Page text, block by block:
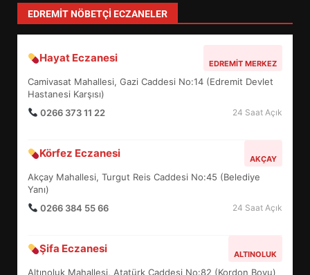
EDREMIT NÖBETÇI ECZANELER
Hayat Eczanesi EDREMIT MERKEZ
Camivasat Mahallesi, Gazi Caddesi No:14 (Edremit Devlet
Hastanesi Karşısı)
0266 373 11 22
24 Saat Açık
Körfez Eczanesi AKÇAY
Akçay Mahallesi, Turgut Reis Caddesi No:45 (Belediye
Yanı)
0266 384 55 66
24 Saat Açık
Şifa Eczanesi ALTINOLUK
Altınoluk Mahallesi, Atatürk Caddesi No:82 (Kordon Boyu)
4
5
BALIKESİR MÜZELERİNDE SÜRE
UZATILDI: NE DEĞİŞTİ?
6
TURNUVASI KAYITLARI NEYİ
7
YENİ YÖNETİM NASIL
ŞEKİLLENDİ?